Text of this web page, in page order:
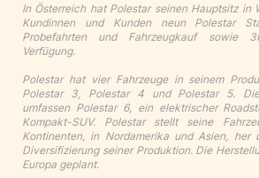
In Österreich hat Polestar seinen Hauptsitz in
Kundinnen und Kunden neun Polestar
Probefahrten und Fahrzeugkauf sowie
Verfügung.
Polestar hat vier Fahrzeuge in seinem
Polestar 3, Polestar 4 und Polestar 5.
umfassen Polestar 6, ein elektrischer
Kompakt-SUV. Polestar stellt seine
Kontinenten, in Nordamerika und Asien, her
Diversifizierung seiner Produktion. Die
Europa geplant.